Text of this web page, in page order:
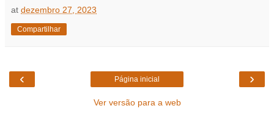
at dezembro 27, 2023
Compartilhar
‹ ›
Página inicial
Ver versão para a web